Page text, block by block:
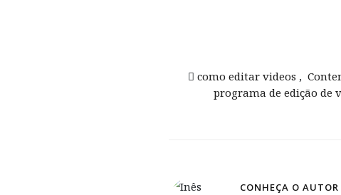
como editar videos ,
programa de edição de
CONHEÇA O